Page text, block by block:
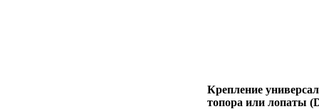
Крепление
топора или лопаты